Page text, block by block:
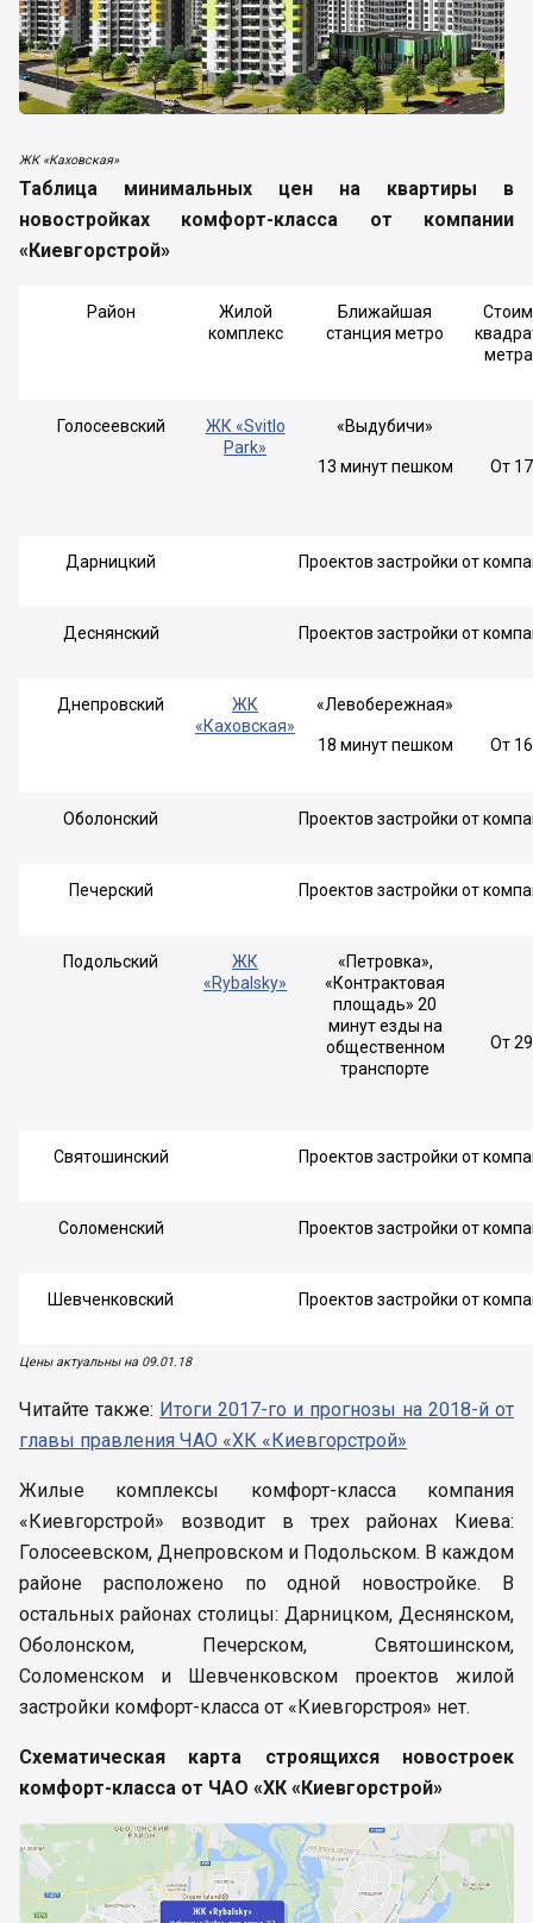
ЖК «Каховская»
Таблица минимальных цен на квартиры в
новостройках комфорт-класса от компании
«Киевгорстрой»
Район
Жилой
комплекс
Ближайшая
станция метро
Голосеевский
ЖК «Svitlo
Park»
«Выдубичи»
13 минут пешком От
Дарницкий Проектов застройки от
Деснянский Проектов застройки от
Днепровский
ЖК
«Каховская»
«Левобережная»
18 минут пешком От
Оболонский Проектов застройки от
Печерский Проектов застройки от
Подольский
ЖК
«Rybalsky»
«Петровка»,
«Контрактовая
площадь» 20
минут езды на
общественном
транспорте
От
Святошинский Проектов застройки от
Соломенский Проектов застройки от
Шевченковский Проектов застройки от
Цены актуальны на 09.01.18
Читайте также: Итоги 2017-го и прогнозы на 2018-й от
главы правления ЧАО «ХК «Киевгорстрой»
Жилые комплексы комфорт-класса компания
«Киевгорстрой» возводит в трех районах Киева:
Голосеевском, Днепровском и Подольском. В каждом
районе расположено по одной новостройке. В
остальных районах столицы: Дарницком, Деснянском,
Оболонском, Печерском, Святошинском,
Соломенском и Шевченковском проектов жилой
застройки комфорт-класса от «Киевгорстроя» нет.
Схематическая карта строящихся новостроек
комфорт-класса от ЧАО «ХК «Киевгорстрой»